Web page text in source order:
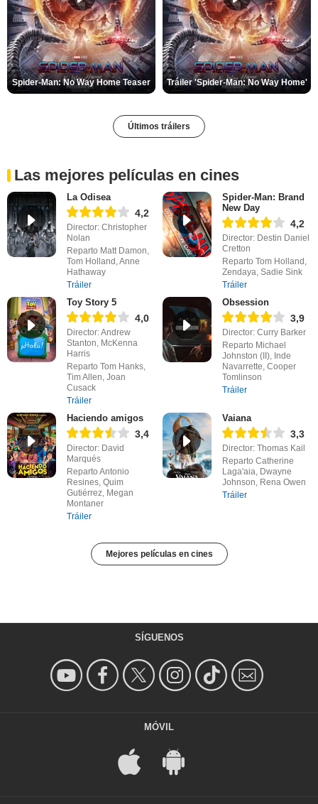
Spider-Man: No Way Home Teaser Tráiler 'Spider-Man: No Way Home'
Últimos tráilers
Las mejores películas en cines
La Odisea
4,2
Director: Christopher
Nolan
Reparto Matt Damon,
Tom Holland, Anne
Hathaway
Tráiler
Spider-Man: Brand
New Day
4,2
Director: Destin Daniel
Cretton
Reparto Tom Holland,
Zendaya, Sadie Sink
Tráiler
Toy Story 5
4,0
Director: Andrew
Stanton, McKenna
Harris
Reparto Tom Hanks,
Tim Allen, Joan
Cusack
Tráiler
Obsession
3,9
Director: Curry Barker
Reparto Michael
Johnston (II), Inde
Navarrette, Cooper
Tomlinson
Tráiler
Haciendo amigos
3,4
Director: David
Marqués
Reparto Antonio
Resines, Quim
Gutiérrez, Megan
Montaner
Tráiler
Vaiana
3,3
Director: Thomas Kail
Reparto Catherine
Laga'aia, Dwayne
Johnson, Rena Owen
Tráiler
Mejores películas en cines
SÍGUENOS
MÓVIL